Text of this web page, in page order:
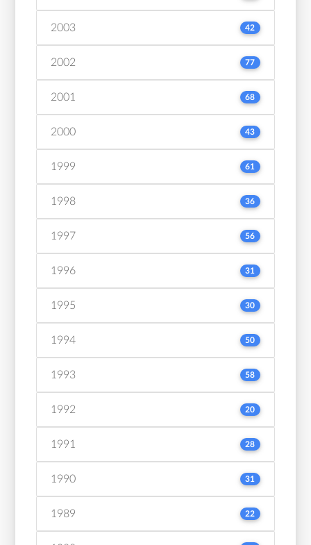
2003 42
2002 77
2001 68
2000 43
1999 61
1998 36
1997 56
1996 31
1995 30
1994 50
1993 58
1992 20
1991 28
1990 31
1989 22